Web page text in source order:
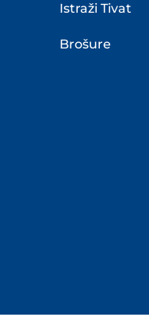
Istraži Tivat
Brošure